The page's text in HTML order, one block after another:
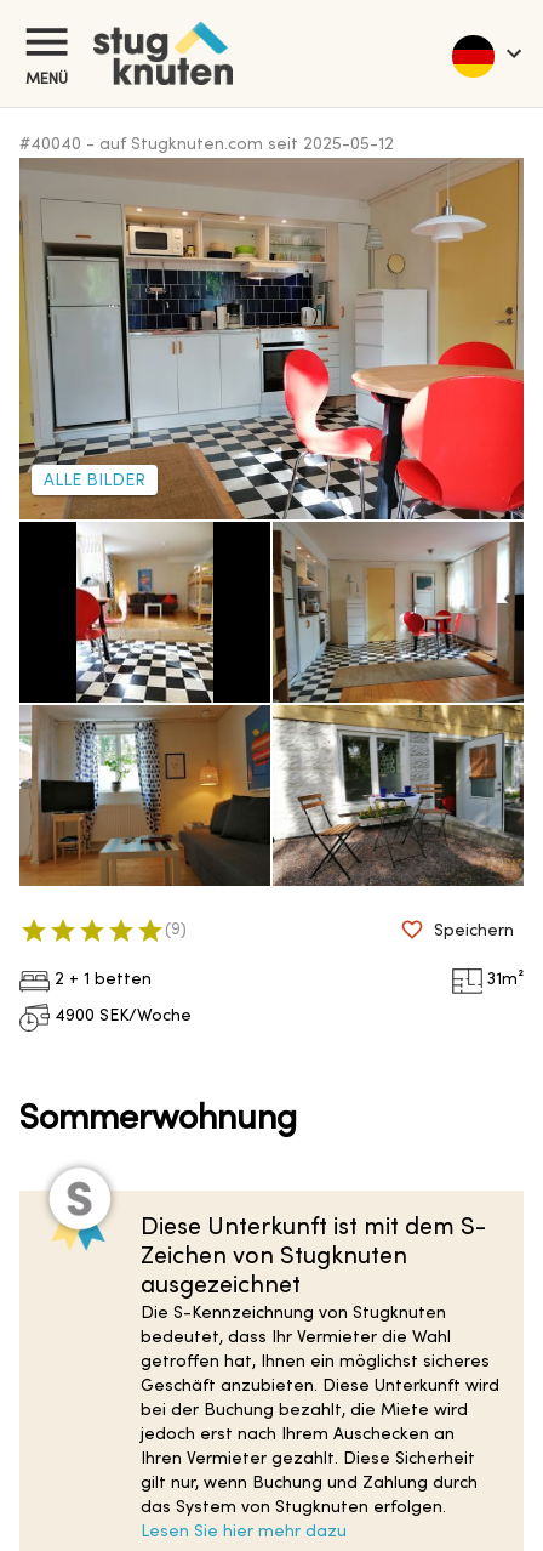
MENÜ
#40040 - auf Stugknuten.com seit 2025-05-12
ALLE BILDER
2 + 1 betten 31m²
4900 SEK/Woche
( 9 ) Speichern
Sommerwohnung
Diese Unterkunft ist mit dem S-
Zeichen von Stugknuten
ausgezeichnet
Die S-Kennzeichnung von Stugknuten
bedeutet, dass Ihr Vermieter die Wahl
getroffen hat, Ihnen ein möglichst sicheres
Geschäft anzubieten. Diese Unterkunft wird
bei der Buchung bezahlt, die Miete wird
jedoch erst nach Ihrem Auschecken an
Ihren Vermieter gezahlt. Diese Sicherheit
gilt nur, wenn Buchung und Zahlung durch
das System von Stugknuten erfolgen.
Lesen Sie hier mehr dazu